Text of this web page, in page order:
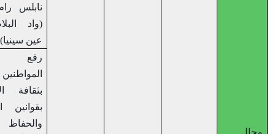
نابلس رام الله
(واد البلاط –
عين سينيا)
رفع وعي
المواطنين
بثقافة الالتزام
بقوانين المرور
والحفاظ على